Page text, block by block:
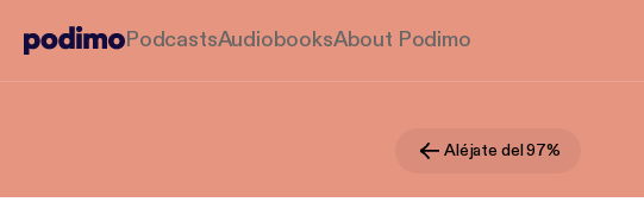
PodcastsAudiobooksAbout Podimo
Aléjate del 97%